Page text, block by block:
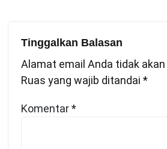
Tinggalkan Balasan
Alamat email Anda tidak
Ruas yang wajib ditandai *
Komentar*